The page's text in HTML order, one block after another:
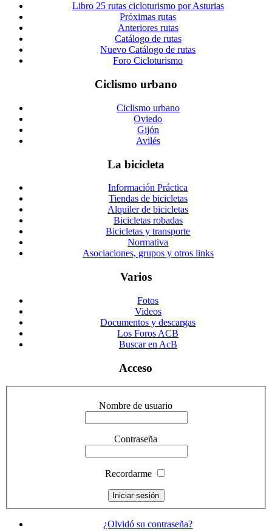
Libro 25 rutas cicloturismo por Asturias
Próximas rutas
Anteriores rutas
Catálogo de rutas
Nuevo Catálogo de rutas
Foro Cicloturismo
Ciclismo urbano
Ciclismo urbano
Oviedo
Gijón
Avilés
La bicicleta
Información Práctica
Tiendas de bicicletas
Alquiler de bicicletas
Bicicletas robadas
Bicicletas y transporte
Normativa
Asociaciones, grupos y otros links
Varios
Fotos
Videos
Documentos y descargas
Los Foros ACB
Buscar en AcB
Acceso
Nombre de usuario
Contraseña
Recordarme
¿Olvidó su contraseña?